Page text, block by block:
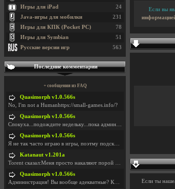
Если вы
Если ты
24
Игры для iPad
231
Java-игры для мобилки
78
Игры для КПК (Pocket PC)
51
Игры для Symbian
563
Русские версии игр
Последние комментарии
+ сообщения из FAQ
Quasimorph v1.0.566s
No, I'm not a Humanhttps://small-games.info/?
Quasimorph v1.0.566s
Спокуха...подождите недельку...пока админов отпуст
Quasimorph v1.0.566s
Я не так часто играю в игры, поэтму подсказка про
Katanaut v1.201a
Torent сказал:Меня просто накаляют порой речи о то
Quasimorph v1.0.566s
Администрация! Вы вообще адекватные? Какие монетки